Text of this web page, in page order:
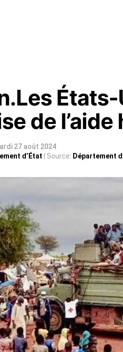
de
27 août 2024
d’État | Source: Département